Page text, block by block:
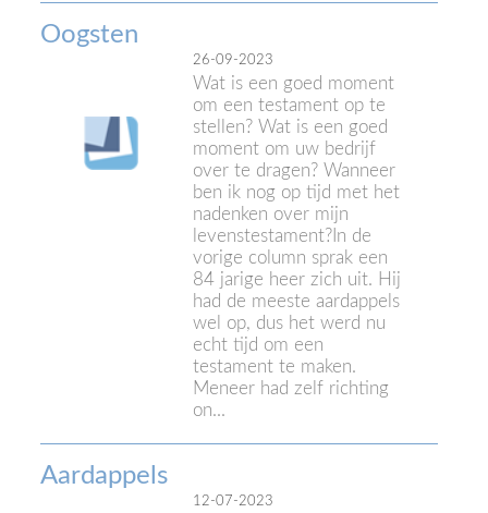
Oogsten
26-09-2023
Wat is een goed moment
om een testament op te
stellen? Wat is een goed
moment om uw bedrijf
over te dragen? Wanneer
ben ik nog op tijd met het
nadenken over mijn
levenstestament?In de
vorige column sprak een
84 jarige heer zich uit. Hij
had de meeste aardappels
wel op, dus het werd nu
echt tijd om een
testament te maken.
Meneer had zelf richting
on...
Aardappels
12-07-2023